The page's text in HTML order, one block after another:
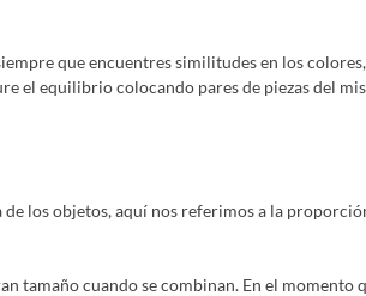
que encuentres similitudes en los
el equilibrio colocando pares de piezas del
de los objetos, aquí nos referimos a la
tamaño cuando se combinan. En el momento